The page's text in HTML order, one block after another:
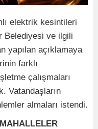
elektrik kesintileri
Belediyesi ve ilgili
yapılan açıklamaya
farklı
çalışmaları
Vatandaşların
almaları istendi.